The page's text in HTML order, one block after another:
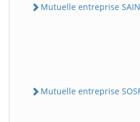
Mutuelle entreprise
Mutuelle entreprise